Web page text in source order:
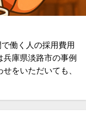
働く人の採用費用
兵庫県淡路市の事例
をいただいても、